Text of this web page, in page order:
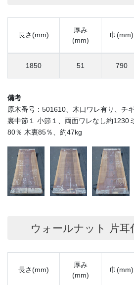
長さ(mm)
厚み
(mm)
巾(mm)
1850 51 790
備考
原木番号：501610、木口ワレ有り、チ
裏中節１ 小節１、両面ワレなし約1230
80％ 木裏85％、約47kg
ウォールナット 片耳
長さ(mm)
厚み
(mm)
巾(mm)